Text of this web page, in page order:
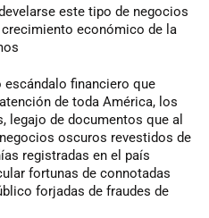
este tipo de negocios
económico de la
escándalo financiero que
de toda América, los
legajo de documentos que al
oscuros revestidos de
registradas en el país
fortunas de connotadas
forjadas de fraudes de